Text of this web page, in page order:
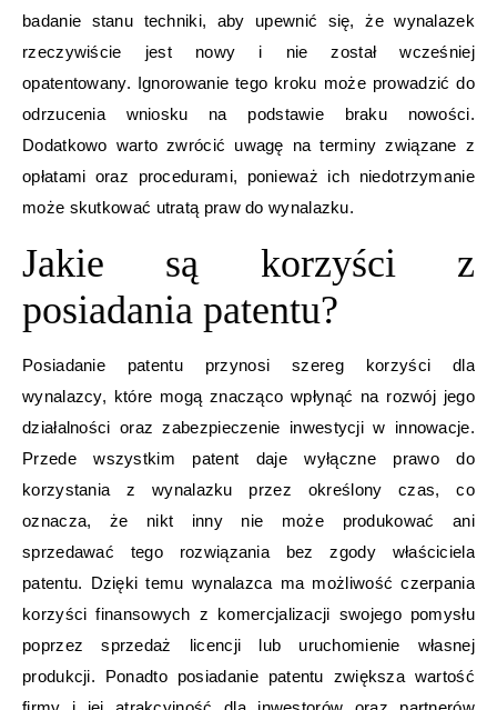
badanie stanu techniki, aby upewnić się, że wynalazek
rzeczywiście jest nowy i nie został wcześniej
opatentowany. Ignorowanie tego kroku może prowadzić do
odrzucenia wniosku na podstawie braku nowości.
Dodatkowo warto zwrócić uwagę na terminy związane z
opłatami oraz procedurami, ponieważ ich niedotrzymanie
może skutkować utratą praw do wynalazku.
Jakie są korzyści z
posiadania patentu?
Posiadanie patentu przynosi szereg korzyści dla
wynalazcy, które mogą znacząco wpłynąć na rozwój jego
działalności oraz zabezpieczenie inwestycji w innowacje.
Przede wszystkim patent daje wyłączne prawo do
korzystania z wynalazku przez określony czas, co
oznacza, że nikt inny nie może produkować ani
sprzedawać tego rozwiązania bez zgody właściciela
patentu. Dzięki temu wynalazca ma możliwość czerpania
korzyści finansowych z komercjalizacji swojego pomysłu
poprzez sprzedaż licencji lub uruchomienie własnej
produkcji. Ponadto posiadanie patentu zwiększa wartość